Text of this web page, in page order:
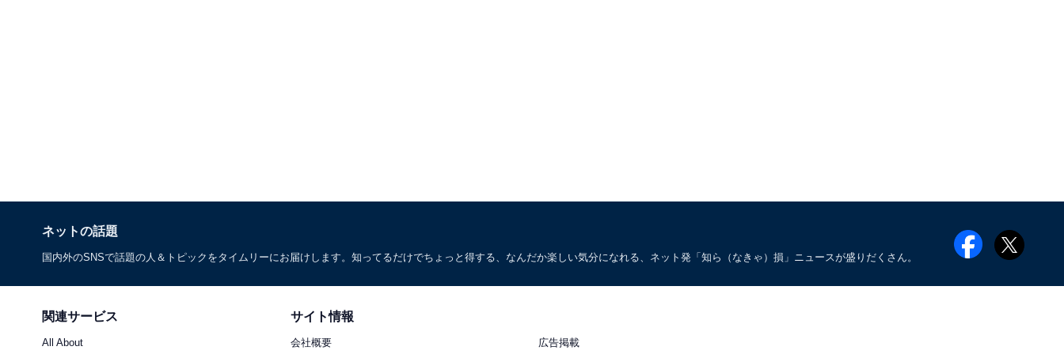
ネットの話題
国内外のSNSで話題の人＆トピックをタイムリーにお届けします。知ってるだけでちょっと得する、なんだか楽しい気分になれる、ネット発「知ら（なきゃ）損」ニュースが盛りだくさん。
関連サービス
All About
サイト情報
会社概要 広告掲載